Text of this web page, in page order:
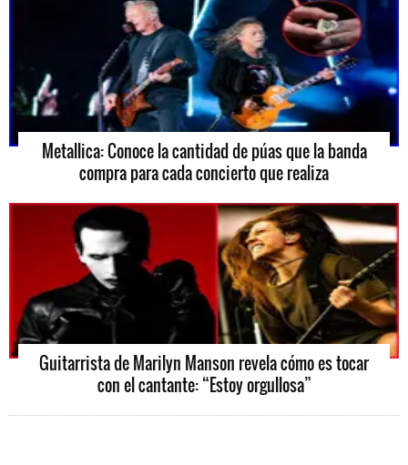
Metallica: Conoce la cantidad de púas que la banda
compra para cada concierto que realiza
Guitarrista de Marilyn Manson revela cómo es tocar
con el cantante: “Estoy orgullosa”